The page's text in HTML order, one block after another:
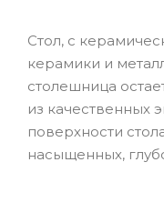
Стол, с
керамики и
столешница
из качественных
поверхности
насыщенных,